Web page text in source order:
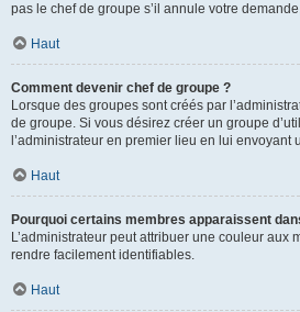
pas le chef de groupe s’il annule votre
Haut
Comment devenir chef de groupe ?
Lorsque des groupes sont créés par
de groupe. Si vous désirez créer un groupe
l’administrateur en premier lieu en lui envoyant
Haut
Pourquoi certains membres apparaissent
L’administrateur peut attribuer une couleur aux
rendre facilement identifiables.
Haut